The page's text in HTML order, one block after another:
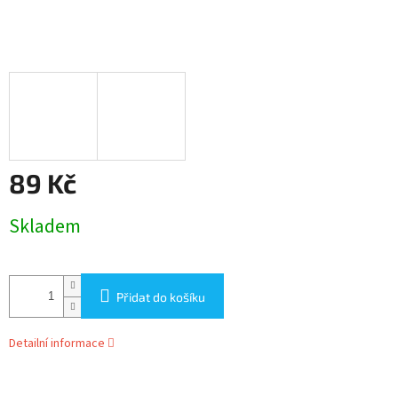
89 Kč
cena:
Skladem
Přidat do košíku
Detailní informace